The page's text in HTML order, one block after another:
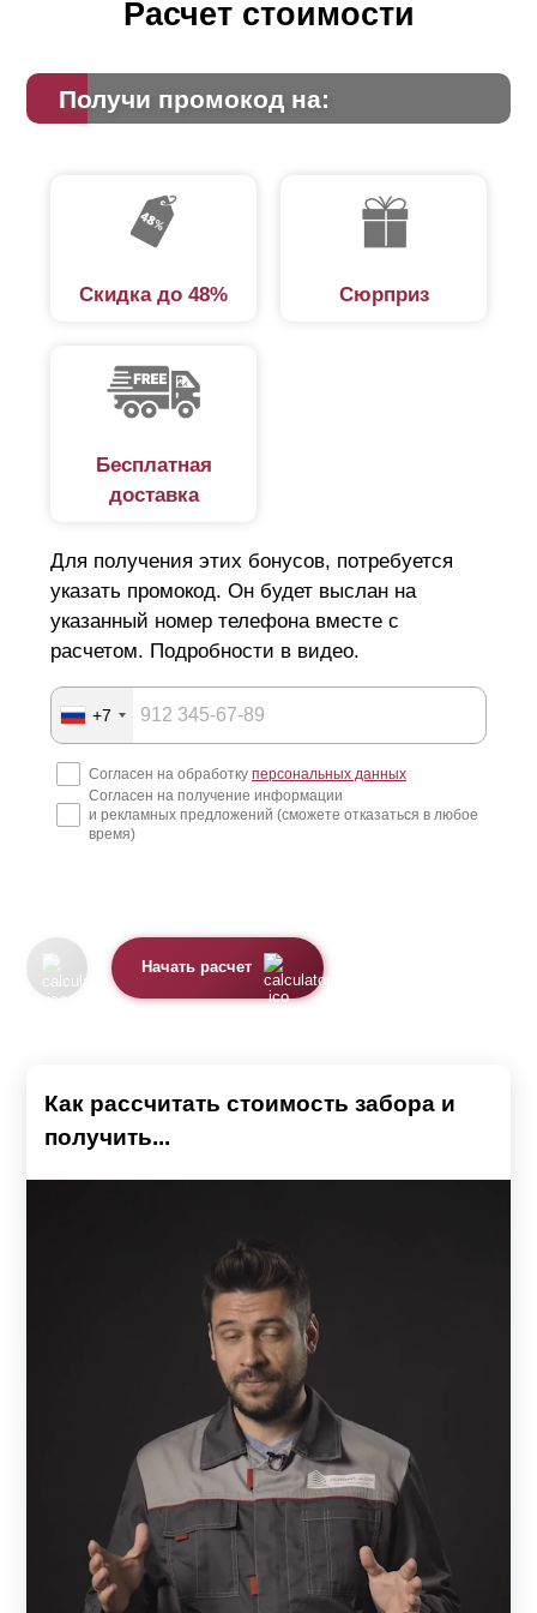
Расчет стоимости
Получи промокод на:
Скидка до 48% Сюрприз
Бесплатная
доставка
Для получения этих бонусов, потребуется
указать промокод. Он будет выслан на
указанный номер телефона вместе с
расчетом. Подробности в видео.
+7
Согласен на обработку персональных данных
Согласен на получение информации
и рекламных предложений (сможете отказаться в любое
время)
Начать расчет
Как рассчитать стоимость забора и
получить...